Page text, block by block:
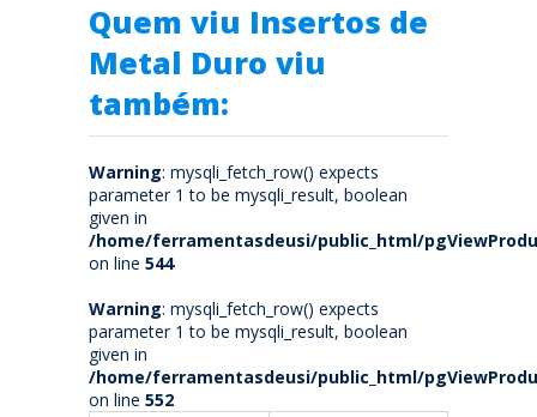
Quem viu Insertos de
Metal Duro viu
também:
Warning: mysqli_fetch_row() expects
parameter 1 to be mysqli_result, boolean
given in
/home/ferramentasdeusi/public_html/
on line 544
Warning: mysqli_fetch_row() expects
parameter 1 to be mysqli_result, boolean
given in
/home/ferramentasdeusi/public_html/
on line 552